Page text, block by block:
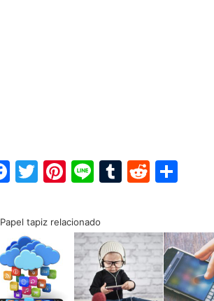
Facebook
Twitter
Pinterest
LineTumblr
Reddit
Papel tapiz relacionado